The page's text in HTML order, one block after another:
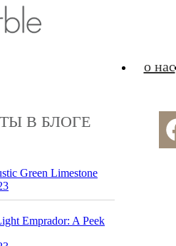
о нас
В БЛОГЕ
Green Limestone
Emprador: A Peek